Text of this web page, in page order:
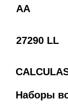
AA
27290 LL
Наборы